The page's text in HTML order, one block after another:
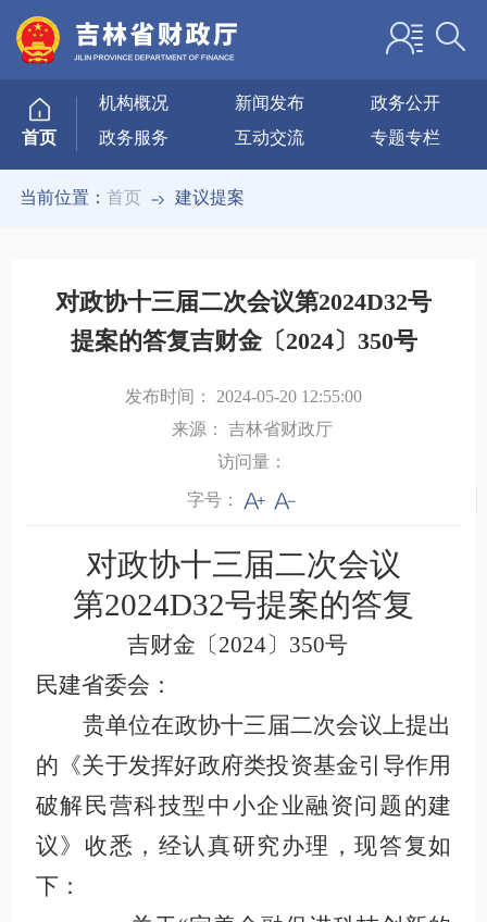
首页
机构概况 新闻发布
政务公开
政务服务
互动交流 专题专栏
当前位置：首页 建议提案
对政协十三届二次会议第2024D32号
提案的答复吉财金〔2024〕350号
发布时间： 2024-05-20 12:55:00
来源：
吉林省财政厅
访问量：
字号：
对政协十三届二次会议
第2024D32号提案的答复
吉财金〔2024〕350号
民建省委会：
贵单位在政协十三届二次会议上提出
的《关于发挥好政府类投资基金引导作用
破解民营科技型中小企业融资问题的建
议》收悉，经认真研究办理，现答复如
下：